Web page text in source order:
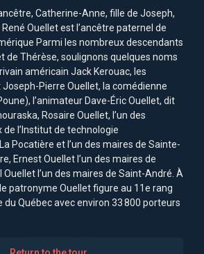
Catherine-Anne, fille de Joseph,
Ouellet est l’ancêtre paternel de
Parmi les nombreux descendants
de Thérèse, soulignons quelques noms
américain Jack Kerouac, les
Pierre Ouellet, la comédienne
l’animateur Dave-Éric Ouellet, dit
Rosaire Ouellet, l’un des
l’Institut de technologie
Pocatière et l’un des maires de Sainte-
Ernest Ouellet l’un des maires de
l’un des maires de Saint-André. À
patronyme Ouellet figure au 11e rang
Québec avec environ 33 800 porteurs